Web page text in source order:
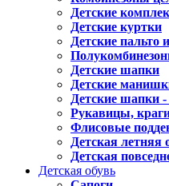
Детские
Детские куртки
Детские пальто
Детские шапки
Детские
Детские шапки
Рукавицы,
Флисовые
Детская летняя
Детская
Детская обувь